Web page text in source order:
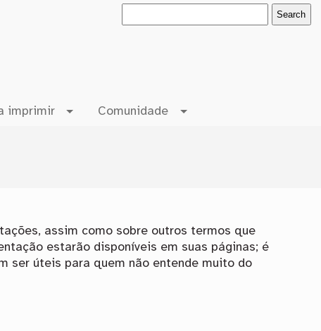
imprimir Comunidade
assim como sobre outros termos que
estarão disponíveis em suas páginas; é
ser úteis para quem não entende muito do